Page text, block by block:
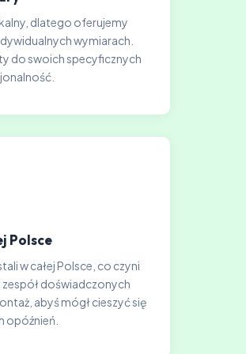
dlatego oferujemy
wymiarach.
do swoich specyficznych
Polsce
w całej Polsce, co czyni
doświadczonych
abyś mógł cieszyć się
opóźnień.